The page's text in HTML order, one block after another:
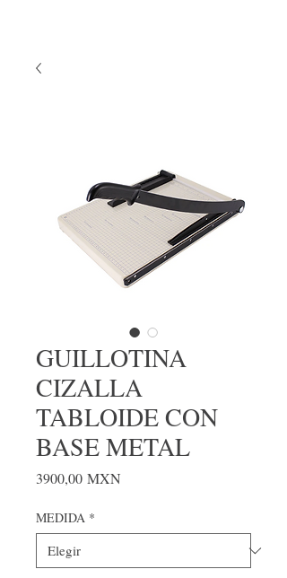
GUILLOTINA
CIZALLA
TABLOIDE CON
BASE METAL
3900,00 MXN
MEDIDA *